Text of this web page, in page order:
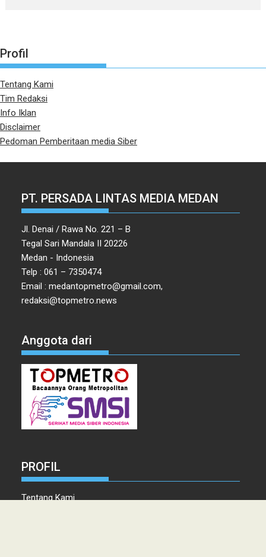
Profil
Tentang Kami
Tim Redaksi
Info Iklan
Disclaimer
Pedoman Pemberitaan media Siber
PT. PERSADA LINTAS MEDIA MEDAN
Jl. Denai / Rawa No. 221 – B
Tegal Sari Mandala II 20226
Medan - Indonesia
Telp : 061 – 7350474
Email : medantopmetro@gmail.com,
redaksi@topmetro.news
Anggota dari
PROFIL
Tentang Kami